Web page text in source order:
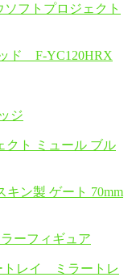
フトプロジェクト
ド F-YC120HRX
ジ
ト ミュール ブル
キン製 ゲート 70mm
ラーフィギュア
レイ ミラートレ